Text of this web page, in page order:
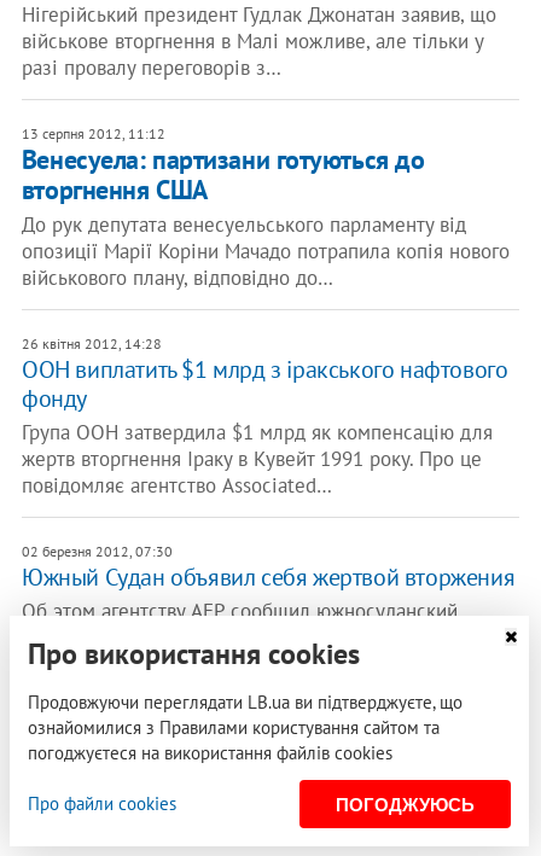
Нігерійський президент Гудлак Джонатан заявив, що
військове вторгнення в Малі можливе, але тільки у
разі провалу переговорів з…
13 серпня 2012, 11:12
Венесуела: партизани готуються до
вторгнення США
До рук депутата венесуельського парламенту від
опозиції Марії Коріни Мачадо потрапила копія нового
військового плану, відповідно до…
26 квітня 2012, 14:28
ООН виплатить $1 млрд з іракського нафтового
фонду
Група ООН затвердила $1 млрд як компенсацію для
жертв вторгнення Іраку в Кувейт 1991 року. Про це
повідомляє агентство Associated…
02 березня 2012, 07:30
Южный Судан объявил себя жертвой вторжения
Об этом агентству AFP сообщил южносуданский
министр информации Барнаба Мариал Бенджамин. По
его словам, суданские боевые самолеты…
РЕКЛАМА
Про використання cookies
Продовжуючи переглядати LB.ua ви підтверджуєте, що
ознайомилися з Правилами користування сайтом та
погоджуєтеся на використання файлів cookies
Про файли cookies ПОГОДЖУЮСЬ